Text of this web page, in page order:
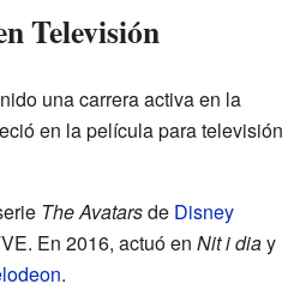
Televisión
una carrera activa en la
en la película para televisión
The Avatarsde Disney
En 2016, actuó en Nit i diay
.